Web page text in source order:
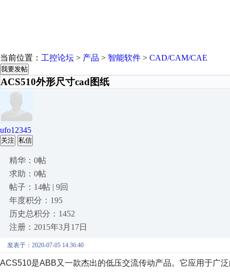
当前位置： 工控论坛 > 产品 > 智能软件 > CAD/CAM/CAE
我要发帖
ACS510外形尺寸cad图纸
ufo12345
关注 私信
精华：0帖
求助：0帖
帖子：14帖 | 9回
年度积分：195
历史总积分：1452
注册：2015年3月17日
发表于：2020-07-05 14:36:40
ACS510是ABB又一款杰出的低压交流传动产品。它应用于广